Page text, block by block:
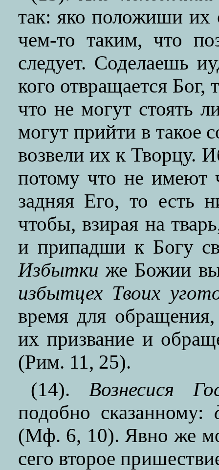
так: яко положиши их
чем-то таким, что
следует. Соделаешь
кого отвращается Бог,
что не могут стоять
могут прийти в такое
возвели их к Творцу.
потому что не имеют
задняя Его, то есть
чтобы, взирая на
и припадши к Богу
Избытки же Божии
избытцех Твоих
время для
их призвание и
(Рим. 11, 25).
(14). Вознесися
подобно сказанному:
(Мф. 6, 10). Явно же
сего второе